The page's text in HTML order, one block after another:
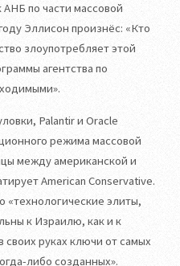
по части массовой
Эллисон произнёс: «Кто
злоупотребляет этой
агентства по
Palantir и Oracle
режима массовой
между американской и
American Conservative.
«технологические элиты,
к Израилю, как и к
руках ключи от самых
либо созданных».